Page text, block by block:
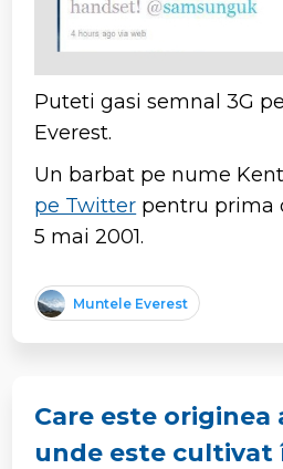
Puteti gasi semnal 3G
Everest.
Un barbat pe nume
pe Twitter pentru prima
5 mai 2001.
Muntele Everest
Care este originea
unde este cultivat